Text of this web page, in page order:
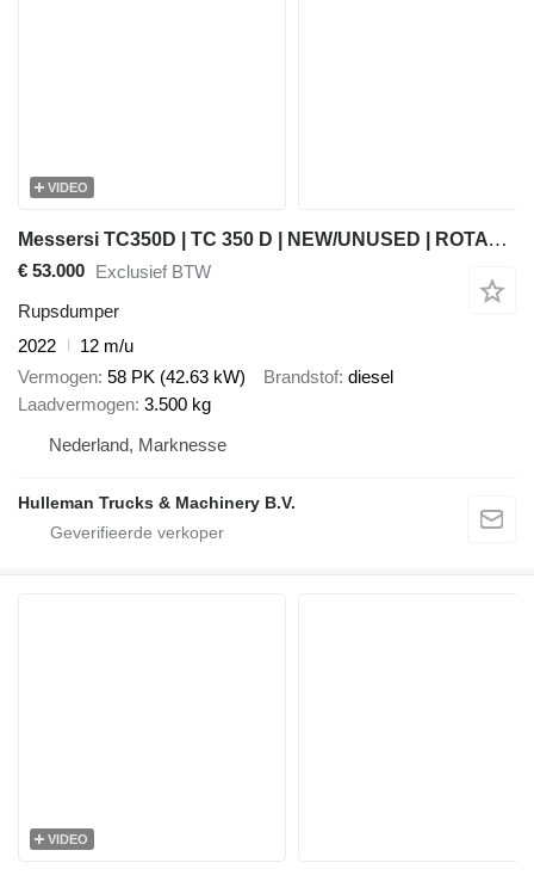
VIDEO
Messersi TC350D | TC 350 D | NEW/UNUSED | ROTATING BOX | ROTATING SEAT
€ 53.000 Exclusief BTW
Rupsdumper
2022
12 m/u
Vermogen 58 PK (42.63 kW) Brandstof diesel
Laadvermogen 3.500 kg
Nederland, Marknesse
Hulleman Trucks & Machinery B.V.
VIDEO